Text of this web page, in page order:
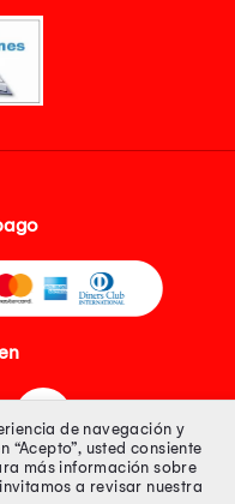
de navegación y
“Acepto”, usted consiente
más información sobre
a revisar nuestra